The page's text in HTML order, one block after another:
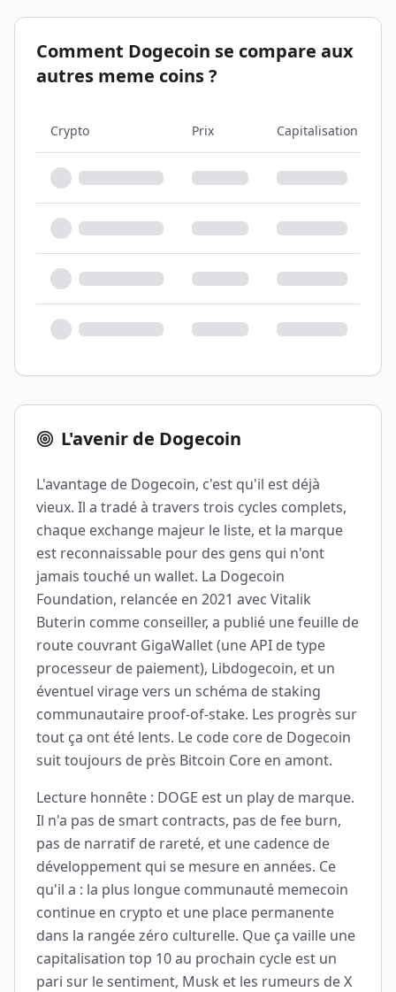
Comment Dogecoin se compare aux
autres meme coins ?
Crypto Prix Capitalisation
L'avenir de Dogecoin
L'avantage de Dogecoin, c'est qu'il est déjà
vieux. Il a tradé à travers trois cycles complets,
chaque exchange majeur le liste, et la marque
est reconnaissable pour des gens qui n'ont
jamais touché un wallet. La Dogecoin
Foundation, relancée en 2021 avec Vitalik
Buterin comme conseiller, a publié une feuille de
route couvrant GigaWallet (une API de type
processeur de paiement), Libdogecoin, et un
éventuel virage vers un schéma de staking
communautaire proof-of-stake. Les progrès sur
tout ça ont été lents. Le code core de Dogecoin
suit toujours de près Bitcoin Core en amont.
Lecture honnête : DOGE est un play de marque.
Il n'a pas de smart contracts, pas de fee burn,
pas de narratif de rareté, et une cadence de
développement qui se mesure en années. Ce
qu'il a : la plus longue communauté memecoin
continue en crypto et une place permanente
dans la rangée zéro culturelle. Que ça vaille une
capitalisation top 10 au prochain cycle est un
pari sur le sentiment, Musk et les rumeurs de X